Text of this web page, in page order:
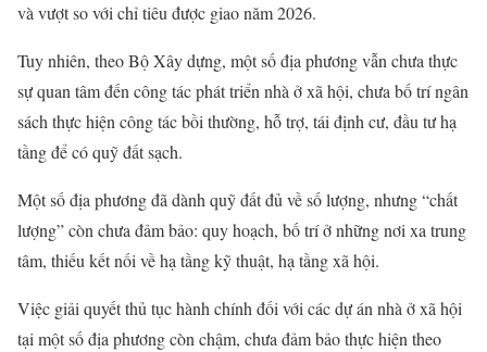
và vượt so với chỉ tiêu được giao năm 2026.
Tuy nhiên, theo Bộ Xây dựng, một số địa phương vẫn chưa thực
sự quan tâm đến công tác phát triển nhà ở xã hội, chưa bố trí ngân
sách thực hiện công tác bồi thường, hỗ trợ, tái định cư, đầu tư hạ
tầng để có quỹ đất sạch.
Một số địa phương đã dành quỹ đất đủ về số lượng, nhưng “chất
lượng” còn chưa đảm bảo: quy hoạch, bố trí ở những nơi xa trung
tâm, thiếu kết nối về hạ tầng kỹ thuật, hạ tầng xã hội.
Việc giải quyết thủ tục hành chính đối với các dự án nhà ở xã hội
tại một số địa phương còn chậm, chưa đảm bảo thực hiện theo